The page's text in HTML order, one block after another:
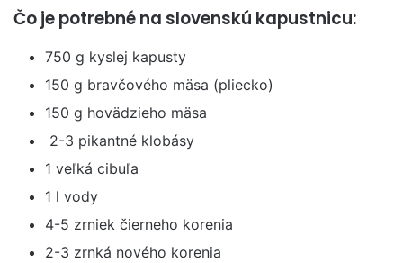
Čo je potrebné na slovenskú kapustnicu:
750 g kyslej kapusty
150 g bravčového mäsa (pliecko)
150 g hovädzieho mäsa
2-3 pikantné klobásy
1 veľká cibuľa
1 l vody
4-5 zrniek čierneho korenia
2-3 zrnká nového korenia